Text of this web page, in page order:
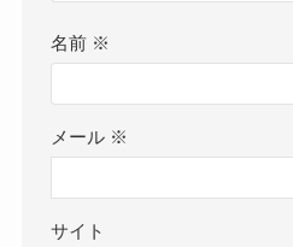
名前 ※
メール ※
サイト